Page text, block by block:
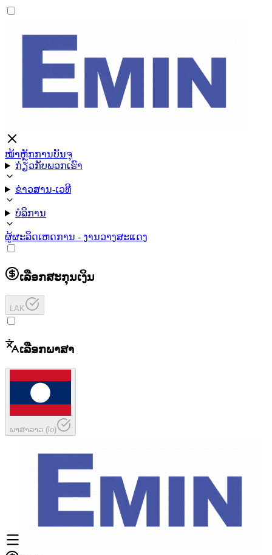
ໜ້າຫຼັກການບັນຈຸ
ກ່ຽວກັບພວກເຮົາ
ຂ່າວສານ-ເວທີ
ບໍລິການ
ຜູ້ຜະລິດເຫດການ - ງານວາງສະແດງ
ເລືອກສະກຸນເງິນ
LAK
ເລືອກພາສາ
ພາສາລາວ (lo)